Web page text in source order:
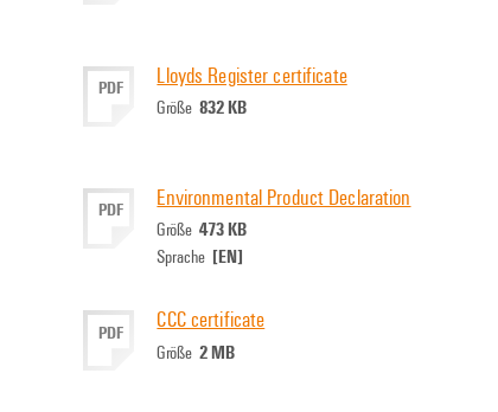
PDF Lloyds Register certificate
Größe832 KB
PDF Environmental Product Declaration
Größe473 KB
Sprache [EN]
PDF CCC certificate
Größe2 MB